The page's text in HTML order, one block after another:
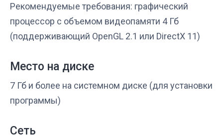
Рекомендуемые требования: графический
процессор с объемом видеопамяти 4 Гб
(поддерживающий OpenGL 2.1 или DirectX 11)
Место на диске
7 Гб и более на системном диске (для установки
программы)
Сеть